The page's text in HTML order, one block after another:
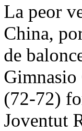
La peor
China,
de
Gimnasio
(72-72)
Joventut